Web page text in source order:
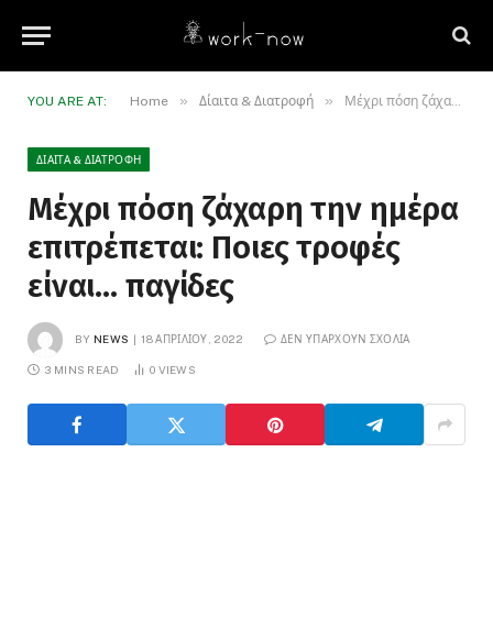
YOU ARE AT: Home » Δίαιτα & Διατροφή » Μέχρι πόση ζάχαρη την ημέρα επιτρέπεται: Ποιες τροφές είναι… παγίδες
ΔΊΑΙΤΑ & ΔΙΑΤΡΟΦΉ
Μέχρι πόση ζάχαρη την ημέρα
επιτρέπεται: Ποιες τροφές
είναι… παγίδες
BY NEWS 18 ΑΠΡΙΛΊΟΥ, 2022 ΔΕΝ ΥΠΆΡΧΟΥΝ ΣΧΌΛΙΑ
3 MINS READ 0 VIEWS